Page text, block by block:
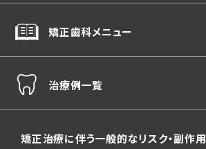
矯正歯科メニュー
治療例一覧
矯正治療に伴う一般的なリスク・副作用